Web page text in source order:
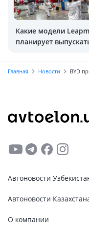
Какие модели
планирует
Главная Новости BYD
Автоновости
Автоновости
О компании